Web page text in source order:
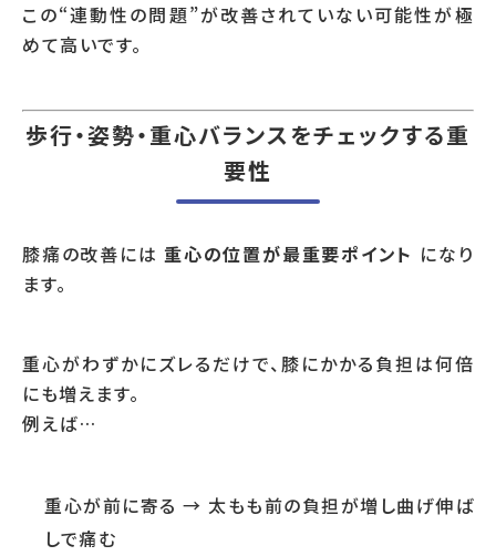
この“連動性の問題”が改善されていない可能性が極
めて高いです。
歩行・姿勢・重心バランスをチェックする重
要性
膝痛の改善には重心の位置が最重要ポイント になり
ます。
重心がわずかにズレるだけで、膝にかかる負担は何倍
にも増えます。
例えば…
重心が前に寄る → 太もも前の負担が増し曲げ伸ば
しで痛む